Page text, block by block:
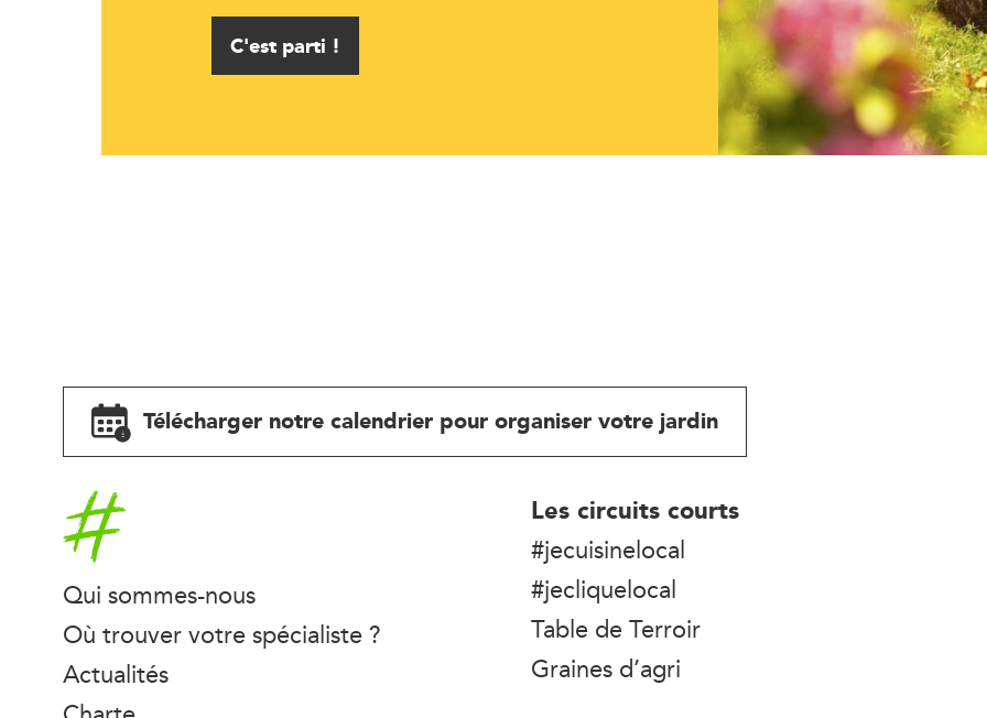
C'est parti !
Télécharger notre calendrier pour organiser votre jardin
Accueil
Qui sommes-nous
Où trouver votre spécialiste ?
Actualités
Les circuits courts
#jecuisinelocal
#jecliquelocal
Table de Terroir
Graines d’agri